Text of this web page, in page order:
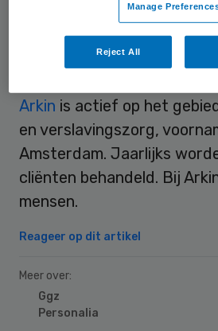
Gelre Ziekenhuizen.
Arkin
Arkin is actief op het
en verslavingszorg,
Amsterdam. Jaarlijks
cliënten behandeld. Bij
mensen.
Reageer op dit artikel
Meer over:
Ggz
Personalia
Manage
Reject All